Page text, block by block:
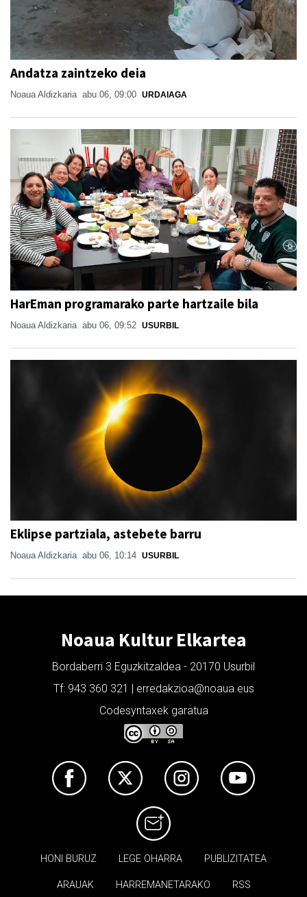
Andatza zaintzeko deia
Noaua Aldizkaria abu 06, 09:00 URDAIAGA
HarEman programarako parte hartzaile bila
Noaua Aldizkaria abu 06, 09:52 USURBIL
Eklipse partziala, astebete barru
Noaua Aldizkaria abu 06, 10:14 USURBIL
Noaua Kultur Elkartea
Bordaberri 3 Eguzkitzaldea - 20170 Usurbil
Tf: 943 360 321 | erredakzioa@noaua.eus
Codesyntaxek garatua
HONI BURUZ LEGE OHARRA PUBLIZITATEA
ARAUAK HARREMANETARAKO RSS